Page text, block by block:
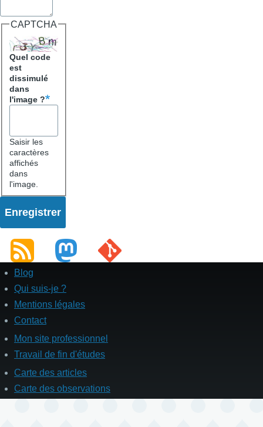
CAPTCHA
Quel code
est
dissimulé
dans
l'image ?
Saisir les
caractères
affichés
dans
l'image.
Pied
de
Blog
Qui suis-je ?
Mentions légales
Contact
Enllaços
Mon site professionnel
Travail de fin d'études
Liens
secondaires
Carte des articles
Carte des observations